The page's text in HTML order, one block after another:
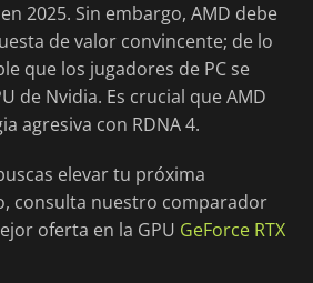
2025. Sin embargo, AMD debe
de valor convincente; de lo
que los jugadores de PC se
de Nvidia. Es crucial que AMD
agresiva con RDNA 4.
elevar tu próxima
consulta nuestro comparador
oferta en la GPU GeForce RTX